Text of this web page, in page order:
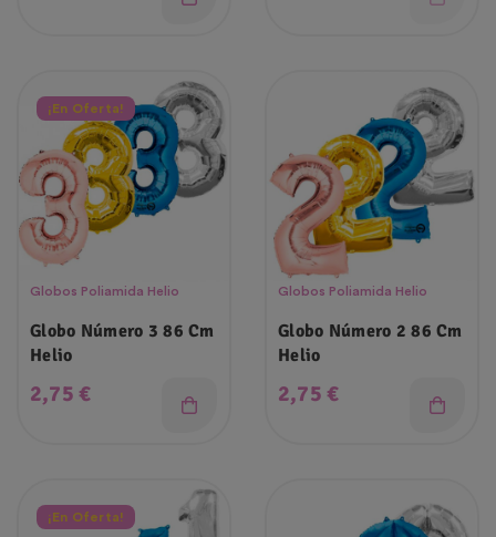
¡En Oferta!
Globos Poliamida Helio
Globo Número 3 86 Cm
Helio
Precio
2,75 €
Globos Poliamida Helio
Globo Número 2 86 Cm
Helio
Precio
2,75 €
¡En Oferta!